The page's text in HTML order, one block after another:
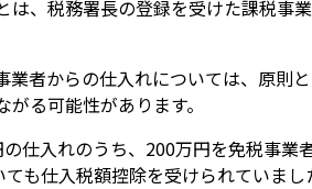
は、税務署長の登録を受けた課税事
業者からの仕入れについては、原則
る可能性があります。
仕入れのうち、200万円を免税事
も仕入税額控除を受けられていま